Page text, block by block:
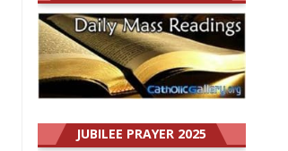
JUBILEE PRAYER 2025